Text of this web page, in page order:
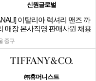
신원글로벌
이탈리아 럭셔리 맨즈 까
매장 본사직영 판매사원 채용
중구
㈜휴머니스트